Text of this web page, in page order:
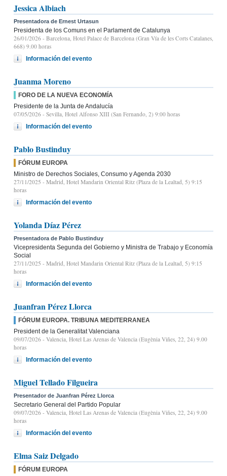
Jessica Albiach
Presentadora de Ernest Urtasun
Presidenta de los Comuns en el Parlament de Catalunya
26/01/2026 - Barcelona, Hotel Palace de Barcelona (Gran Vía de les Corts Catalanes,
668) 9.00 horas
Información del evento
Juanma Moreno
FORO DE LA NUEVA ECONOMÍA
Presidente de la Junta de Andalucía
07/05/2026 - Sevilla, Hotel Alfonso XIII (San Fernando, 2) 9:00 horas
Información del evento
Pablo Bustinduy
FÓRUM EUROPA
Ministro de Derechos Sociales, Consumo y Agenda 2030
27/11/2025 - Madrid, Hotel Mandarin Oriental Ritz (Plaza de la Lealtad, 5) 9:15
horas
Información del evento
Yolanda Díaz Pérez
Presentadora de Pablo Bustinduy
Vicepresidenta Segunda del Gobierno y Ministra de Trabajo y Economía
Social
27/11/2025 - Madrid, Hotel Mandarin Oriental Ritz (Plaza de la Lealtad, 5) 9:15
horas
Información del evento
Juanfran Pérez Llorca
FÓRUM EUROPA. TRIBUNA MEDITERRANEA
President de la Generalitat Valenciana
09/07/2026 - Valencia, Hotel Las Arenas de Valencia (Eugènia Viñes, 22, 24) 9.00
horas
Información del evento
Miguel Tellado Filgueira
Presentador de Juanfran Pérez Llorca
Secretario General del Partido Popular
09/07/2026 - Valencia, Hotel Las Arenas de Valencia (Eugènia Viñes, 22, 24) 9.00
horas
Información del evento
Elma Saiz Delgado
FÓRUM EUROPA